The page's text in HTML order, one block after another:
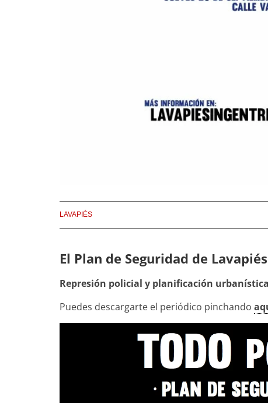
LAVAPIÉS
El Plan de Seguridad de
Represión policial y planificación urbanística
Puedes descargarte el periódico pinchando